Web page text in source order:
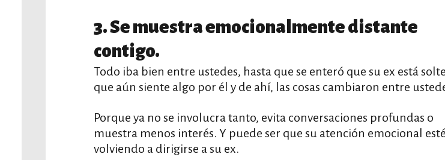
3. Se muestra emocionalmente distante
contigo.
Todo iba bien entre ustedes, hasta que se enteró que su ex está
que aún siente algo por él y de ahí, las cosas cambiaron entre
Porque ya no se involucra tanto, evita conversaciones profundas o
muestra menos interés. Y puede ser que su atención emocional esté
volviendo a dirigirse a su ex.